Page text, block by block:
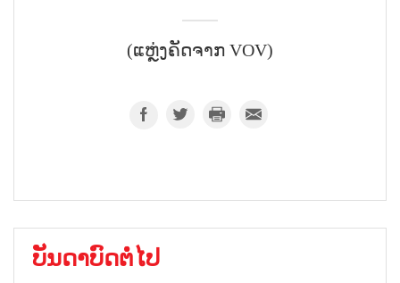
(ແຫຼ່ງຄັດຈາກ VOV)
ບັນດາບົດຕໍ່ໄປ